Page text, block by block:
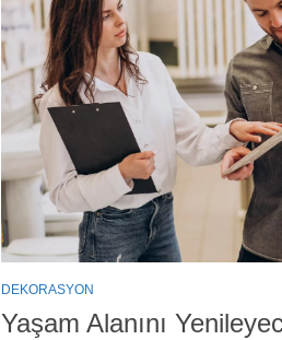
DEKORASYON
Yaşam Alanını